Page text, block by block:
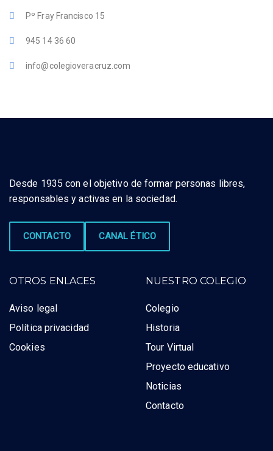
Pº Fray Francisco 15
945 14 36 60
info@colegioveracruz.com
Desde 1935 con el objetivo de formar personas libres,
responsables y activas en la sociedad.
CONTACTO CANAL ÉTICO
OTROS ENLACES
Aviso legal
Política privacidad
Cookies
NUESTRO COLEGIO
Colegio
Historia
Tour Virtual
Proyecto educativo
Noticias
Contacto